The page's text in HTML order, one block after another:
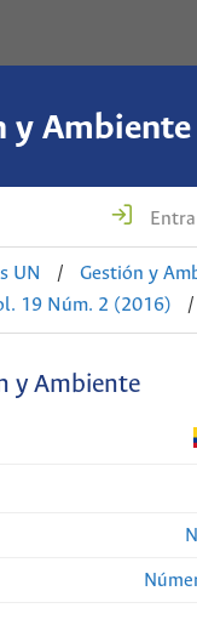
y Ambiente
UN /
Gestión y
19 Núm. 2 (2016) /
y Ambiente